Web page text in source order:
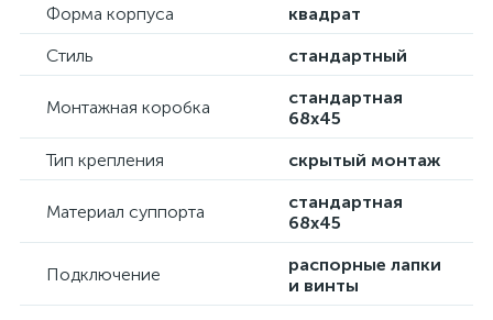
Форма корпуса
квадрат
Стиль
стандартный
Монтажная коробка
стандартная
68х45
Тип крепления
скрытый монтаж
Материал суппорта
стандартная
68х45
Подключение
распорные лапки
и винты